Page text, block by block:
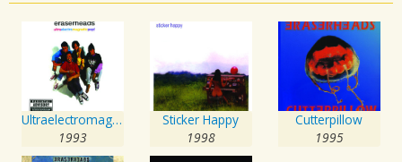
Ultraelectromagneticpop!
1993
Sticker Happy
1998
Cutterpillow
1995